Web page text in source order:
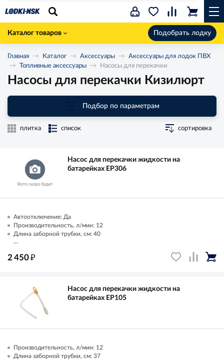
Каталог товаров Подобрать лодку
Главная Каталог Аксессуары
Аксессуары для лодок ПВХ
Топливные аксессуары
Насосы для перекачки
Насосы для перекачки Кизилюрт
Подбор по параметрам
плитка список сортировка
Насос для перекачки жидкости на
батарейках EP306
Автоотключение: Да
Производительность, л/мин: 12
Длина заборной трубки, см: 40
...
2 450₽
Насос для перекачки жидкости на
батарейках EP105
Производительность, л/мин: 12
Длина заборной трубки, см: 37